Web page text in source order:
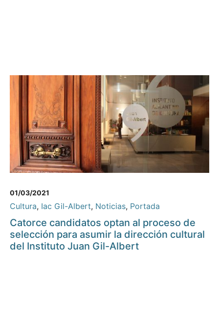
01/03/2021
Cultura, Iac Gil-Albert, Noticias, Portada
Catorce candidatos optan al proceso de
selección para asumir la dirección cultural
del Instituto Juan Gil-Albert